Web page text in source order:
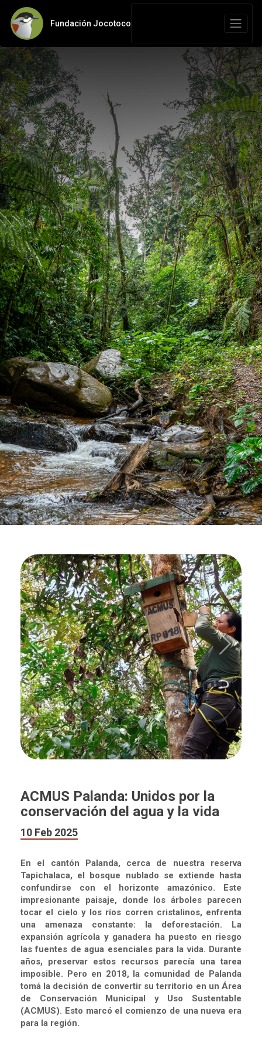
Fundación Jocotoco
ACMUS Palanda: Unidos por la
conservación del agua y la vida
10 Feb 2025
En el cantón Palanda, cerca de nuestra reserva
Tapichalaca, el bosque nublado se extiende hasta
confundirse con el horizonte amazónico. Este
impresionante paisaje, donde los árboles parecen
tocar el cielo y los ríos corren cristalinos, enfrenta
una amenaza constante: la deforestación. La
expansión agrícola y ganadera ha puesto en riesgo
las fuentes de agua esenciales para la vida. Durante
años, preservar estos recursos parecía una tarea
imposible. Pero en 2018, la comunidad de Palanda
tomá la decisión de convertir su territorio en un Área
de Conservación Municipal y Uso Sustentable
(ACMUS). Esto marcó el comienzo de una nueva era
para la región.
Previous Next